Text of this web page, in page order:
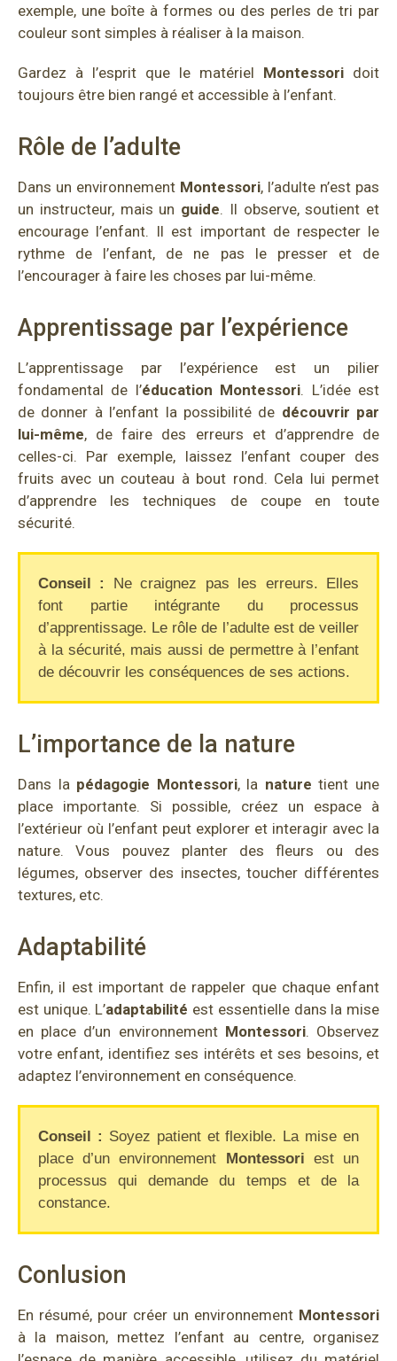
exemple, une boîte à formes ou des perles de tri par
couleur sont simples à réaliser à la maison.
Gardez à l’esprit que le matériel Montessori doit
toujours être bien rangé et accessible à l’enfant.
Rôle de l’adulte
Dans un environnement Montessori, l’adulte n’est pas
un instructeur, mais un guide. Il observe, soutient et
encourage l’enfant. Il est important de respecter le
rythme de l’enfant, de ne pas le presser et de
l’encourager à faire les choses par lui-même.
Apprentissage par l’expérience
L’apprentissage par l’expérience est un pilier
fondamental de l’éducation Montessori. L’idée est
de donner à l’enfant la possibilité de découvrir par
lui-même, de faire des erreurs et d’apprendre de
celles-ci. Par exemple, laissez l’enfant couper des
fruits avec un couteau à bout rond. Cela lui permet
d’apprendre les techniques de coupe en toute
sécurité.
Conseil :
Ne craignez pas les erreurs. Elles
font partie intégrante du processus
d’apprentissage. Le rôle de l’adulte est de veiller
à la sécurité, mais aussi de permettre à l’enfant
de découvrir les conséquences de ses actions.
L’importance de la nature
Dans la pédagogie Montessori, la nature tient une
place importante. Si possible, créez un espace à
l’extérieur où l’enfant peut explorer et interagir avec la
nature. Vous pouvez planter des fleurs ou des
légumes, observer des insectes, toucher différentes
textures, etc.
Adaptabilité
Enfin, il est important de rappeler que chaque enfant
est unique. L’adaptabilité est essentielle dans la mise
en place d’un environnement Montessori. Observez
votre enfant, identifiez ses intérêts et ses besoins, et
adaptez l’environnement en conséquence.
Conseil : Soyez patient et flexible. La mise en
place d’un environnement Montessori est un
processus qui demande du temps et de la
constance.
Conlusion
En résumé, pour créer un environnement Montessori
à la maison, mettez l’enfant au centre, organisez